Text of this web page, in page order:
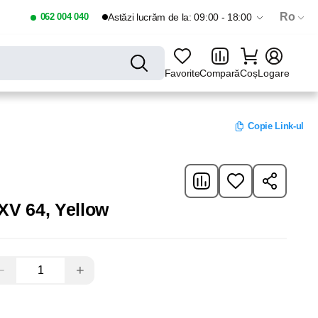
062 004 040 Astăzi lucrăm de la: 09:00 - 18:00 Ro
FavoriteComparăCoșLogare
Copie Link-ul
64, Yellow
+